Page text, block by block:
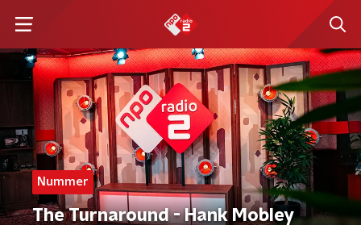
Nummer
The Turnaround - Hank Mobley